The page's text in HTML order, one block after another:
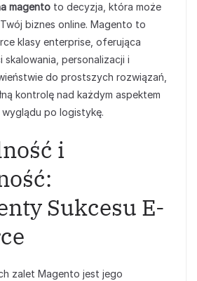
magento to decyzja, która może
biznes online. Magento to
klasy enterprise, oferująca
skalowania, personalizacji i
do prostszych rozwiązań,
kontrolę nad każdym aspektem
po logistykę.
i
Sukcesu E-
zalet Magento jest jego